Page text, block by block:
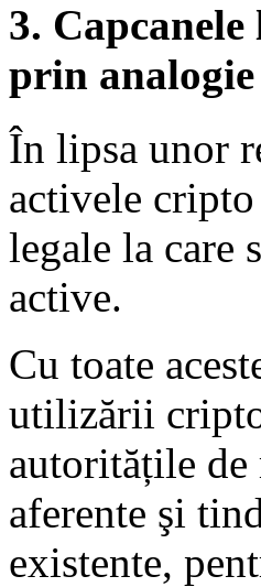
3.
prin
În lipsa unor
activele
legale la care
active.
Cu toate
utilizării
autoritățile de
aferente şi
existente,